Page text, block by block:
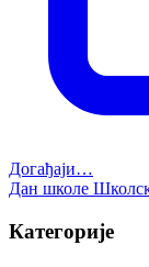
Догађаји…
Дан школе
Категорије